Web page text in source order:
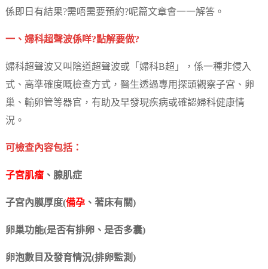
係即日有結果?需唔需要預約?呢篇文章會一一解答。
一、婦科超聲波係咩?點解要做?
婦科超聲波又叫陰道超聲波或「婦科B超」，係一種非侵入
式、高準確度嘅檢查方式，醫生透過專用探頭觀察子宮、卵
巢、輸卵管等器官，有助及早發現疾病或確認婦科健康情
況。
可檢查內容包括：
子宮肌瘤、腺肌症
子宮內膜厚度(備孕、著床有關)
卵巢功能(是否有排卵、是否多囊)
卵泡數目及發育情況(排卵監測)